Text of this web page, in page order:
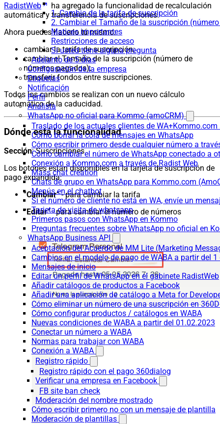
1. Cambio de la tarifa de suscripción
2. Cambiar el Tamaño de la suscripción
Matices importantes
Restricciones de acceso
Si usted tiene alguna pregunta
Adelanto de 5 días
Configuración de la empresa
Etiquetas
Notificación
Perfil
Analista
WhatsApp no oficial para Kommo (amoCRM)
Traslado de los actuales clientes de
Cómo borrar la cola de mensajes en WhatsApp
Cómo escribir primero desde cualquier número a
Cómo cambiar el número de WhatsApp conectado a
Conexión a Kommo.com a través de Radist Web
Mass chat creation
Chats de grupo en WhatsApp para Kommo.com
Menús en el chatbot
Si el número de cliente no está en WA, envíe un
Tarjeta de visita de whatsapp
Primeros pasos con WhatsApp en Kommo
Preguntas frecuentes sobre WhatsApp no oficial en
WhatsApp Business API
Aceptación del Acuerdo de MM Lite (Marketing
Cambios en el modelo de pago de WABA a partir del
Mensajes de inicio
Editar un perfil de WhatsApp en el gabinete RadistWeb
Añadir catálogos de productos a Facebook
Añadir una aplicación de catálogo a Meta for
Cómo eliminar un número de una suscripción en
Cómo configurar productos / catálogos en WABA
Nuevas condiciones de WABA a partir del 01.02.2023
Conectar un número a WABA
Normas para trabajar con WABA
Conexión a WABA
Registro rápido
Registro rápido con el pago 360dialog
Verificar una empresa en Facebook
FB site ban check
Moderación del nombre mostrado
Cómo escribir primero no con un mensaje de plantilla
Moderación de plantillas
RadistWeb
ha agregado la funcionalidad de recalculación
automática y transferencia de suscripciones.
Ahora puedes hacerlo tú mismo:
cambiar la tarifa de suscripción;
cambiar el Tamaño de la suscripción (número de
números pagados);
transferir fondos entre suscripciones.
Todos los cambios se realizan con un nuevo cálculo
automático de la caducidad.
Dónde está la funcionalidad
Sección: Suscripciones
Los botones están disponibles en la tarjeta de suscripción de
pago expandida:
“Cambiar” - para cambiar la tarifa
“Editar” - para cambiar el número de números